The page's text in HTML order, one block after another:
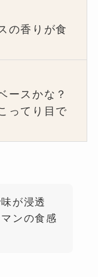
の香りが食
ースかな？
ってり目で
が浸透
ンの食感